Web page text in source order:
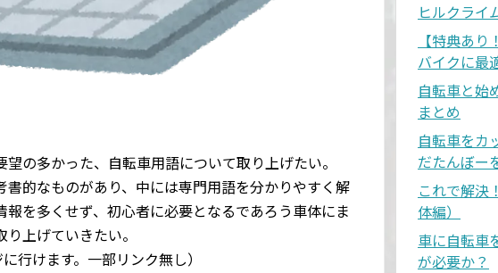
の多かった、自転車用語について取り上げたい。
的なものがあり、中には専門用語を分かりやすく解
を多くせず、初心者に必要となるであろう車体にま
上げていきたい。
行けます。一部リンク無し）
ヒルクライ
【特典あ
バイクに最
自転車と始
まとめ
自転車をカ
だたんぼー
これで解決
体編）
車に自転車
が必要か？